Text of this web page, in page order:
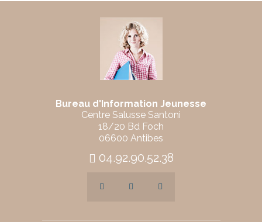
Bureau d'Information Jeunesse
Centre Salusse Santoni
18/20 Bd Foch
06600 Antibes
04.92.90.52.38